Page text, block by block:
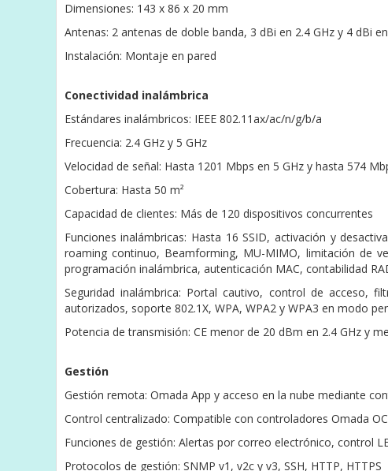
Dimensiones: 143 x 86 x 20 mm
Antenas: 2 antenas de doble banda, 3 dBi en 2.4 GHz y 4 dBi
Instalación: Montaje en pared
Conectividad inalámbrica
Estándares inalámbricos: IEEE 802.11ax/ac/n/g/b/a
Frecuencia: 2.4 GHz y 5 GHz
Velocidad de señal: Hasta 1201 Mbps en 5 GHz y hasta 574
Cobertura: Hasta 50 m²
Capacidad de clientes: Más de 120 dispositivos concurrentes
Funciones inalámbricas: Hasta 16 SSID, activación y
roaming continuo, Beamforming, MU-MIMO, limitación de
programación inalámbrica, autenticación MAC, contabilidad
Seguridad inalámbrica: Portal cautivo, control de acceso,
autorizados, soporte 802.1X, WPA, WPA2 y WPA3 en modo
Potencia de transmisión: CE menor de 20 dBm en 2.4 GHz y
Gestión
Gestión remota: Omada App y acceso en la nube mediante
Control centralizado: Compatible con controladores Omada
Funciones de gestión: Alertas por correo electrónico, control
Protocolos de gestión: SNMP v1, v2c y v3, SSH, HTTP, HTTPS